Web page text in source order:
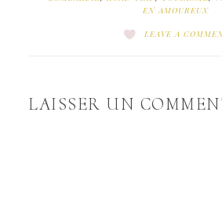
EN AMOUREUX
LEAVE A
LAISSER UN